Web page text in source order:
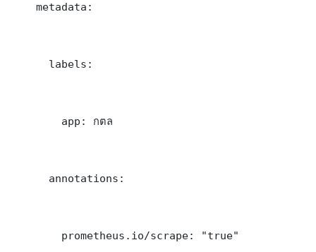
    metadata:
      labels:
        app: กตล
      annotations:
        prometheus.io/scrape: "true"